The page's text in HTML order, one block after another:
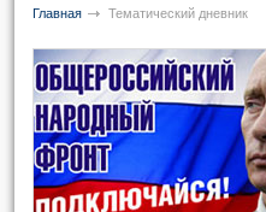
Главная Тематический дневник